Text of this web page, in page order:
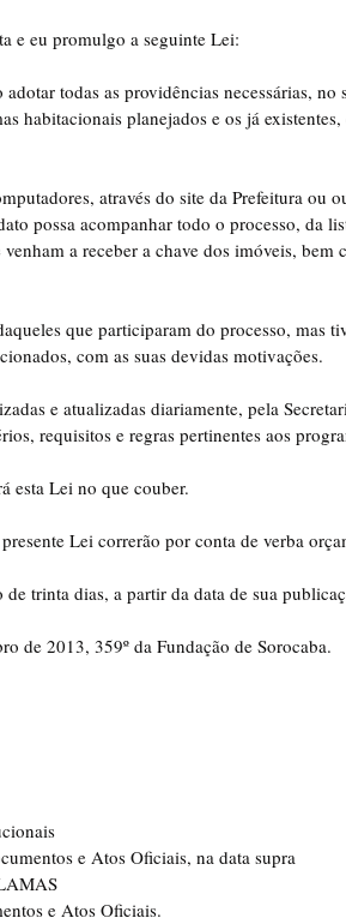
e eu promulgo a seguinte Lei:
todas as providências necessárias, no
habitacionais planejados e os já
através do site da Prefeitura ou
possa acompanhar todo o processo, da
a receber a chave dos imóveis,
que participaram do processo, mas
com as suas devidas motivações.
e atualizadas diariamente, pela
requisitos e regras pertinentes aos
esta Lei no que couber.
Lei correrão por conta de verba
trinta dias, a partir da data de sua
de 2013, 359º da Fundação de Sorocaba.
e Atos Oficiais, na data supra
e Atos Oficiais.